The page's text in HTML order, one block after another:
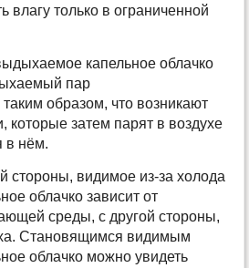
влагу только в ограниченной
капельное облачко
пар
образом, что возникают
которые затем парят в воздухе
в нём.
стороны, видимое из-за холода
облачко зависит от
среды, с другой стороны,
Становящимся видимым
облачко можно увидеть